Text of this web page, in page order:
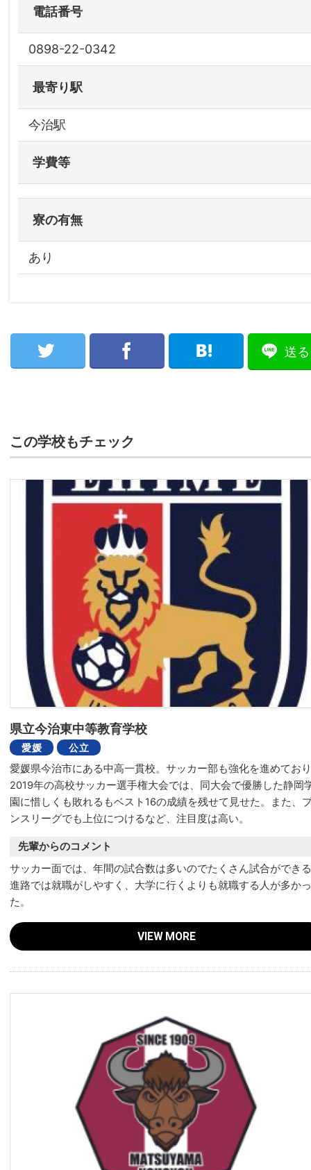
電話番号
0898-22-0342
最寄り駅
今治駅
学費等
寮の有無
あり
送る
この学校もチェック
県立今治東中等教育学校
愛媛 公立
愛媛県今治市にある中高一貫校。サッカー部も強化を進めてお
2019年の高校サッカー選手権大会では、同大会で優勝した静岡
園に惜しくも敗れるもベスト16の成績を残せて見せた。また、
ンスリーグでも上位につけるなど、注目度は高い。
先輩からのコメント
サッカー面では、年間の試合数は多いのでたくさん試合ができ
進路では就職がしやすく、大学に行くよりも就職する人が多か
た。
VIEW MORE